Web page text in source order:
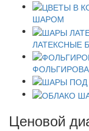
ШАРОМ
ЛАТЕКСНЫЕ
Ценовой